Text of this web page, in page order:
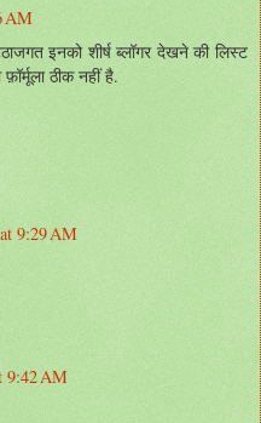
AM
इनको शीर्ष ब्लॉगर देखने की लिस्ट
ठीक नहीं है.
9:29 AM
9:42 AM